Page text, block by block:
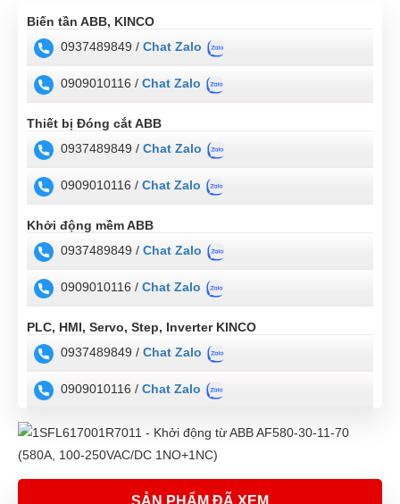
Biến tần ABB, KINCO
0937489849 / Chat Zalo
0909010116 / Chat Zalo
Thiết bị Đóng cắt ABB
0937489849 / Chat Zalo
0909010116 / Chat Zalo
Khởi động mềm ABB
0937489849 / Chat Zalo
0909010116 / Chat Zalo
PLC, HMI, Servo, Step, Inverter KINCO
0937489849 / Chat Zalo
0909010116 / Chat Zalo
SẢN PHẨM ĐÃ XEM